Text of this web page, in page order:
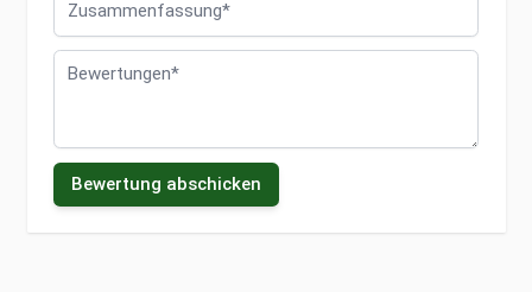
Bewertungen
Bewertung abschicken